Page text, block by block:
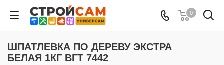
0
ШПАТЛЕВКА ПО ДЕРЕВУ ЭКСТРА
БЕЛАЯ 1КГ ВГТ 7442